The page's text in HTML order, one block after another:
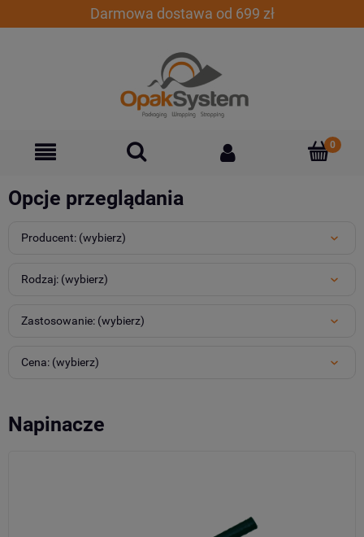
Darmowa dostawa od 699 zł
Opcje przeglądania
Producent: (wybierz)
Rodzaj: (wybierz)
Zastosowanie: (wybierz)
Cena: (wybierz)
Napinacze